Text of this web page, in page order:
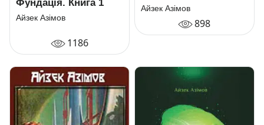
Фундація. Книга 1
Айзек Азімов
1186
Айзек Азімов
898